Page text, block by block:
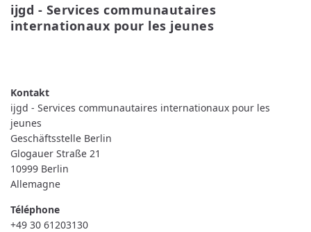
ijgd - Services communautaires
internationaux pour les jeunes
COMMUNAUTAIRES
INTERNATIONAUX
JEUNES
ijgd - Services communautaires internationaux pour les
jeunes
Geschäftsstelle Berlin
Glogauer Straße 21
10999 Berlin
Allemagne
Téléphone
+49 30 61203130